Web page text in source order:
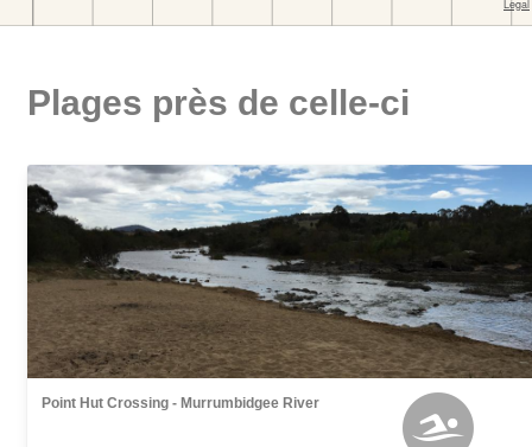
Plages près de celle-ci
Point Hut Crossing - Murrumbidgee River